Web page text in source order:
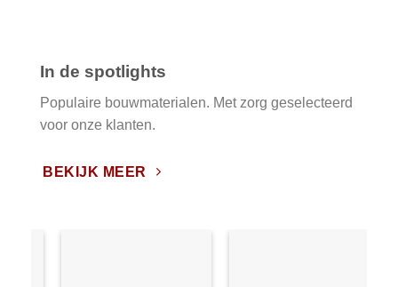
In de spotlights
Populaire bouwmaterialen. Met zorg geselecteerd
voor onze klanten.
BEKIJK MEER